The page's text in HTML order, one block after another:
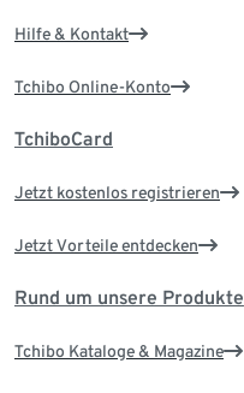
Hilfe & Kontakt
Tchibo Online-Konto
TchiboCard
Jetzt kostenlos registrieren
Jetzt Vorteile entdecken
Rund um unsere Produkte
Tchibo Kataloge & Magazine